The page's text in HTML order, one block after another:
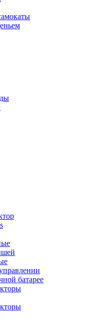
батарее